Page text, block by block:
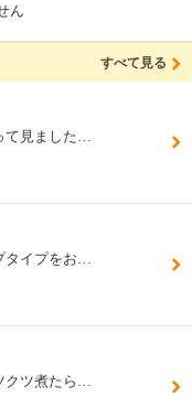
ん
すべて見る
て見ました…
イプをお…
クツ煮たら…